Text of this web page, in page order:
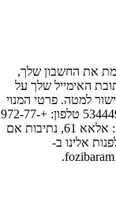
את החשבון שלך,
האימייל שלך על
למטה. פרטי המנוי
שלך: ת.ז.: 53444975-6 טלפון: +972-77-
1909219 כתובת: אלאא 61, נתיבות אם
אלינו ב-